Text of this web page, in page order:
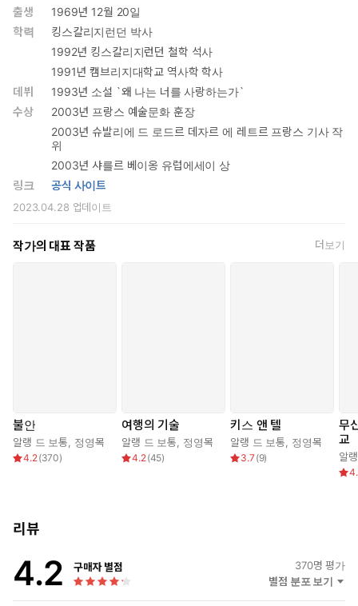
출생
1969년 12월 20일
학력
킹스칼리지런던 박사
1992년 킹스칼리지런던 철학 석사
1991년 캠브리지대학교 역사학 학사
데뷔
1993년 소설 `왜 나는 너를 사랑하는가`
수상
2003년 프랑스 예술문화 훈장
2003년 슈발리에 드 로드르 데자르 에 레트르 프랑스 기사 작
위
2003년 샤를르 베이옹 유럽에세이 상
링크
공식 사이트
2023.04.28 업데이트
작가의 대표 작품 더보기
불안
알랭 드 보통 정영목
4.2(370)
여행의 기술
알랭 드 보통 정영목
4.2(45)
키스 앤 텔
알랭 드 보통 정영목
3.7 (9)
무
교
알
리뷰
4.2 구매자 별점 370명 평가
별점 분포 보기